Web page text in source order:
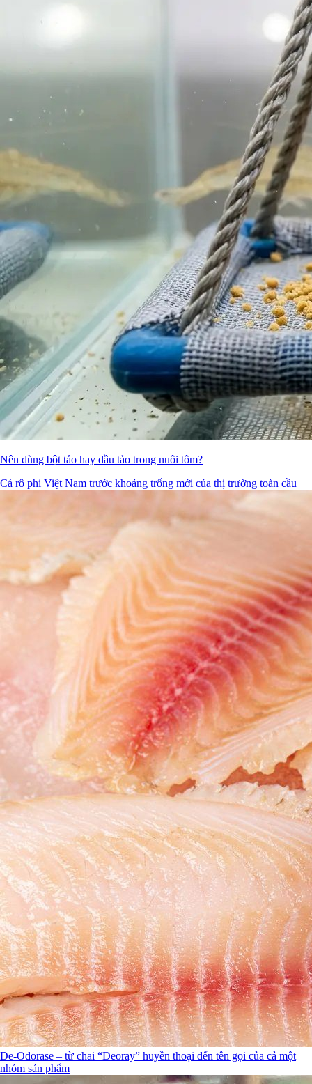
Nên dùng bột tảo hay dầu tảo trong nuôi tôm?
Cá rô phi Việt Nam trước khoảng trống mới của thị trường toàn cầu
De-Odorase – từ chai “Deoray” huyền thoại đến tên gọi của cả một
nhóm sản phẩm